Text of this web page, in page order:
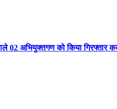
02 अभियुक्तगण को किया